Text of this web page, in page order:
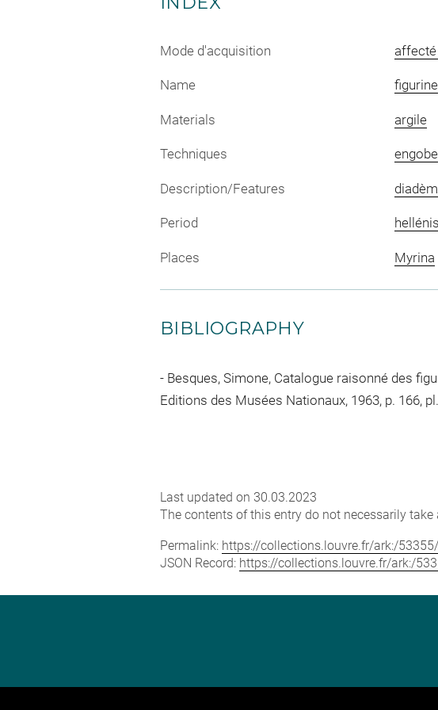
Mode d'acquisition affecté
Name figurine
Materials argile
Techniques engobe
Description/Features
Period
Places Myrina
BIBLIOGRAPHY
Besques, Simone, Catalogue raisonné des
Editions des Musées Nationaux, 1963, p. 166,
Last updated on 30.03.2023
The contents of this entry do not necessarily
Permalink: https://collections.louvre.fr/ark:/
JSON Record: https://collections.louvre.fr/ark:/